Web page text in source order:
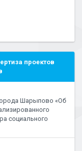
проектов
Шарыпово «Об
социального